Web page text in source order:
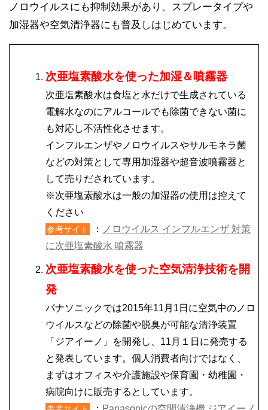
ノロウイルスにも抑制効果があり、スプレータイプや
加湿器や空気清浄器にも普及しはじめています。
次亜塩素酸水を使った加湿＆噴霧器
次亜塩素酸水は食塩と水だけで生成されている
電解水なのにアルコールでも除菌できない菌に
も対応し不活性化させます。
インフルエンザやノロウイルスやサルモネラ菌
などの対策として専用加湿器や超音波噴霧器と
して売りだされています。
※次亜塩素酸水は一般の加湿器の使用は控えて
ください
参考サイト ：
ノロウイルス インフルエンザ 対策
に次亜塩素酸水 噴霧器
次亜塩素酸水を使った空気清浄技術を開
発
パナソニックでは2015年11月1日に空気中のノロ
ウイルスなどの除菌や脱臭が可能な清浄装置
「ジアイーノ」を開発し、11月１日に発売する
と発表しています。個人消費者向けではなく、
まずはオフィスや介護施設や保育園・幼稚園・
病院向けに販売するとしています。